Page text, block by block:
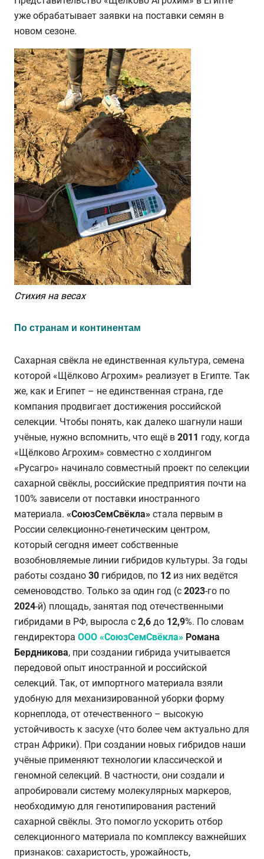
уже обрабатывает заявки на поставки семян в
новом сезоне.
Стихия на весах
По странам и континентам
Сахарная свёкла не единственная культура, семена
которой «Щёлково Агрохим» реализует в Египте. Так
же, как и Египет – не единственная страна, где
компания продвигает достижения российской
селекции. Чтобы понять, как далеко шагнули наши
учёные, нужно вспомнить, что ещё в 2011 году, когда
«Щёлково Агрохим» совместно с холдингом
«Русагро» начинало совместный проект по селекции
сахарной свёклы, российские предприятия почти на
100% зависели от поставки иностранного
материала. «СоюзСемСвёкла» стала первым в
России селекционно-генетическим центром,
который сегодня имеет собственные
возобновляемые линии гибридов культуры. За годы
работы создано 30 гибридов, по 12 из них ведётся
семеноводство. Только за один год (с 2023-го по
2024-й) площадь, занятая под отечественными
гибридами в РФ, выросла с 2,6 до 12,9%. По словам
гендиректора ООО «СоюзСемСвёкла» Романа
Бердникова, при создании гибрида учитывается
передовой опыт иностранной и российской
селекций. Так, от импортного материала взяли
удобную для механизированной уборки форму
корнеплода, от отечественного – высокую
устойчивость к засухе (что более чем актуально для
стран Африки). При создании новых гибридов наши
учёные применяют технологии классической и
геномной селекций. В частности, они создали и
апробировали систему молекулярных маркеров,
необходимую для генотипирования растений
сахарной свёклы. Это помогло ускорить отбор
селекционного материала по комплексу важнейших
признаков: сахаристость, урожайность,